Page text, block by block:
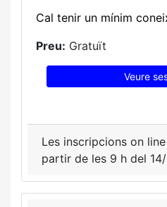
Cal tenir un mínim
Preu: Gratuït
Veure
Les inscripcions on
partir de les 9 h del